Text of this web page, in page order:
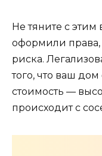
Не тяните с
оформили права,
риска.
того, что ваш дом
стоимость —
происходит с